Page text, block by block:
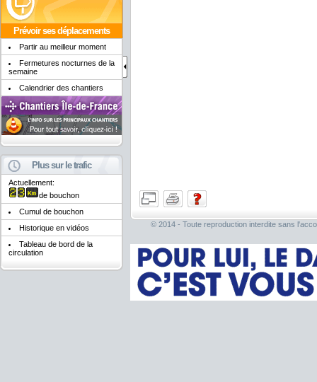
Prévoir ses déplacements
Partir au meilleur moment
Fermetures nocturnes de la
semaine
Calendrier des chantiers
Plus sur le trafic
Actuellement:
de bouchon
Cumul de bouchon
Historique en vidéos
Tableau de bord de la
circulation
© 2014 - Toute reproduction interdite sans